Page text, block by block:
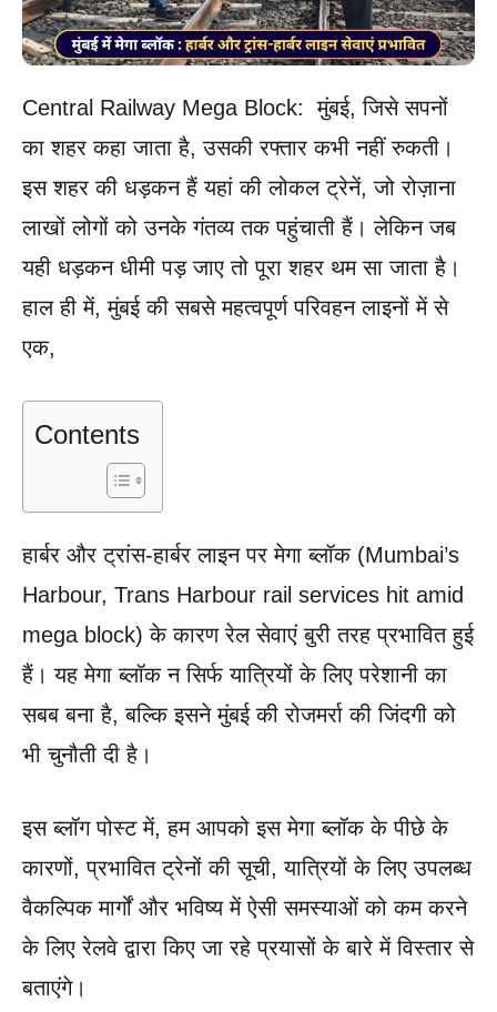
Central Railway Mega Block: मुंबई, जिसे सपनों
का शहर कहा जाता है, उसकी रफ्तार कभी नहीं रुकती।
इस शहर की धड़कन हैं यहां की लोकल ट्रेनें, जो रोज़ाना
लाखों लोगों को उनके गंतव्य तक पहुंचाती हैं। लेकिन जब
यही धड़कन धीमी पड़ जाए तो पूरा शहर थम सा जाता है।
हाल ही में, मुंबई की सबसे महत्वपूर्ण परिवहन लाइनों में से
एक,
Contents
हार्बर और ट्रांस-हार्बर लाइन पर मेगा ब्लॉक (Mumbai’s
Harbour, Trans Harbour rail services hit amid
mega block) के कारण रेल सेवाएं बुरी तरह प्रभावित हुई
हैं। यह मेगा ब्लॉक न सिर्फ यात्रियों के लिए परेशानी का
सबब बना है, बल्कि इसने मुंबई की रोजमर्रा की जिंदगी को
भी चुनौती दी है।
इस ब्लॉग पोस्ट में, हम आपको इस मेगा ब्लॉक के पीछे के
कारणों, प्रभावित ट्रेनों की सूची, यात्रियों के लिए उपलब्ध
वैकल्पिक मार्गों और भविष्य में ऐसी समस्याओं को कम करने
के लिए रेलवे द्वारा किए जा रहे प्रयासों के बारे में विस्तार से
बताएंगे।